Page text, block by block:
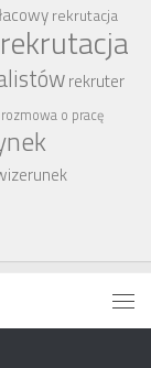
rekrutacja
rekrutacja
rekruter
rozmowa o pracę